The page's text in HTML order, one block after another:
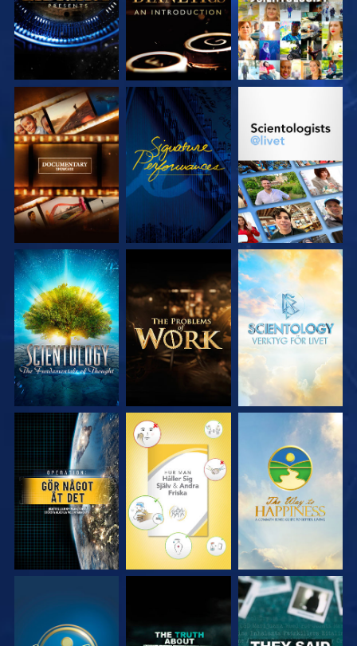
UTFORSKA
SERIEN
TITTA
UTFORSKA
UTFORSKA
SERIEN
UTFORSKA
SERIEN
UTFORSKA
SERIEN
TITTA TITTA TITTA
TITTA TITTA TITTA